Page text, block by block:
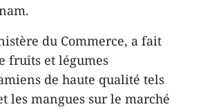
du Commerce, a fait
fruits et légumes
de haute qualité tels
les mangues sur le marché